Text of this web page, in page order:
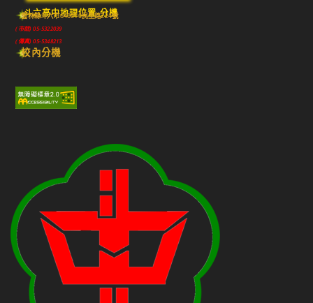
斗六高中地理位置-分機
雲林縣斗六市640010民生路224號
(市話) 05-5322039
(傳真) 05-5348213
校內分機